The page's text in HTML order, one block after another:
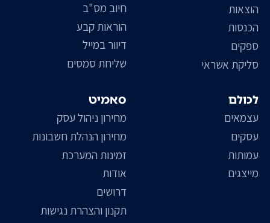
סאמיט
מחירון ניהול עסק
מחירון הנהלת חשבונות
זמינות המערכת
אודות
דרושים
תקנון והצהרת נגישות
חיוב מס"ב
הוראות קבע
דיוור במייל
שליחת סמסים
הוצאות
הכנסות
ספקים
סליקת אשראי
לכולם
עצמאים
עסקים
עמותות
מייצגים